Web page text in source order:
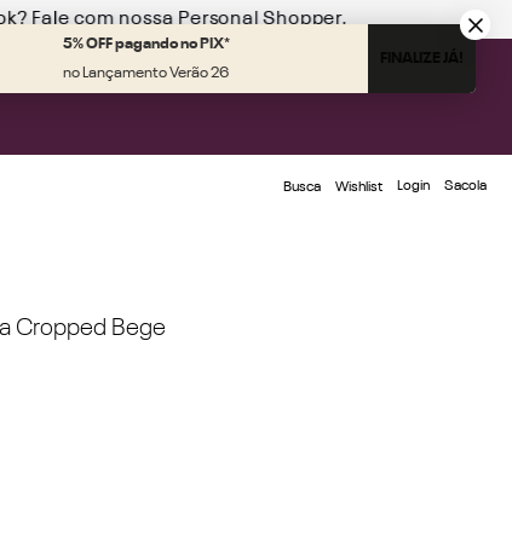
Fale com nossa Personal Shopper.
Busca Wishlist Login
Cropped Bege
5% OFF pagando no PIX*
no Lançamento Verão 26
FINALIZE JÁ!